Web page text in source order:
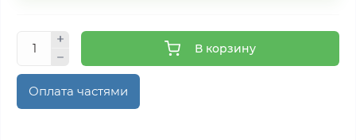
В корзину
Оплата частями